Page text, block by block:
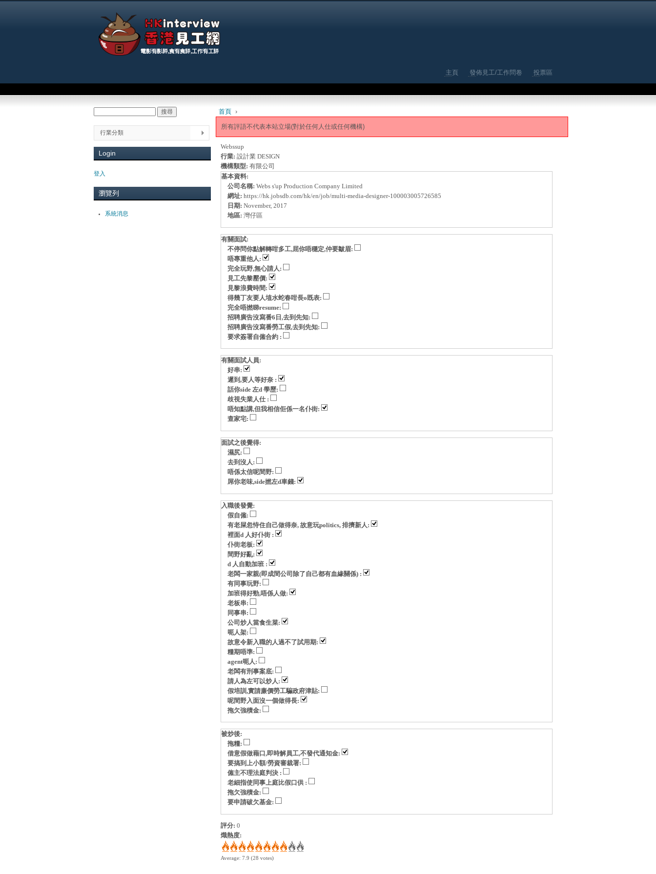
主頁 發佈見工/工作問卷 投票區
首頁›
所有評語不代表本站立場(對於任何人仕或任何機構)
Webssup
行業: 設計業 DESIGN
機構類型: 有限公司
基本資料:
公司名稱: Webs s'up Production Company Limited
網址: https://hk.jobsdb.com/hk/en/job/multi-media-designer-100003005726585
日期: November, 2017
地區: 灣仔區
有關面試:
不停問你點解轉咁多工,屈你唔穩定,仲要皺眉:
唔專重他人:
完全玩野,無心請人:
見工先黎壓價:
見黎浪費時間:
得幾丁友要人埴水蛇春咁長o既表:
完全唔撚睇resume:
招聘廣告沒寫番6日,去到先知:
招聘廣告沒寫番勞工假,去到先知:
要求簽署自僱合約 :
有關面試人員:
好串:
遲到,要人等好奈 :
話你side 左d 學歷:
歧視失業人仕 :
唔知點講,但我相信佢係一名仆街:
查家宅:
面試之後覺得:
濕尻:
去到沒人:
唔係太信呢間野:
屌你老味,side撚左d車錢:
入職後發覺:
假自僱:
有老屎忽恃住自己做得奈, 故意玩politics, 排擠新人:
裡面d 人好仆街 :
仆街老板:
間野好亂:
d 人自動加班 :
老闆一家親(即成間公司除了自己都有血緣關係) :
有同事玩野:
加班得好勁,唔係人做:
老板串:
同事串:
公司炒人當食生菜:
呃人架:
故意令新入職的人過不了試用期:
糧期唔準:
agent呃人:
老闆有刑事案底:
請人為左可以炒人:
假培訓,實請廉價勞工騙政府津貼:
呢間野入面沒一個做得長:
拖欠強積金:
被炒後:
拖糧:
借意假做藉口,即時解員工,不發代通知金:
要搞到上小額/勞資審裁署:
僱主不理法庭判決 :
老細指使同事上庭比假口供 :
拖欠強積金:
要申請破欠基金:
評分: 0
熾熱度:
Average: 7.9 (28 votes)
行業分類
Login
登入
瀏覽列
系統消息